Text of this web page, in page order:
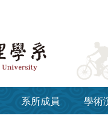
系所成員 學術